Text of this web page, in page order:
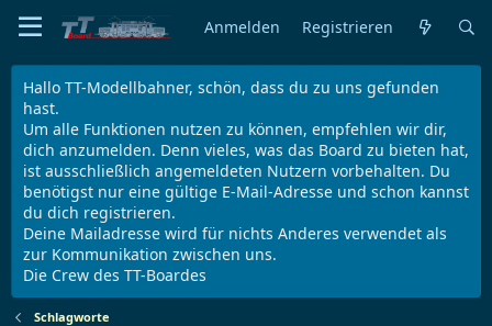
Anmelden Registrieren
Hallo TT-Modellbahner, schön, dass du zu uns gefunden
hast.
Um alle Funktionen nutzen zu können, empfehlen wir dir,
dich anzumelden. Denn vieles, was das Board zu bieten hat,
ist ausschließlich angemeldeten Nutzern vorbehalten. Du
benötigst nur eine gültige E-Mail-Adresse und schon kannst
du dich registrieren.
Deine Mailadresse wird für nichts Anderes verwendet als
zur Kommunikation zwischen uns.
Die Crew des TT-Boardes
Schlagworte